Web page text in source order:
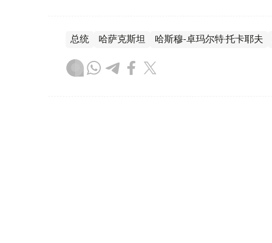
总统 哈萨克斯坦 哈斯穆-卓玛尔特·托卡耶夫